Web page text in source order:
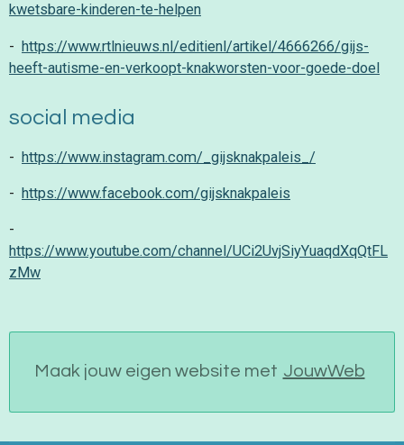
kwetsbare-kinderen-te-helpen
- https://www.rtlnieuws.nl/editienl/artikel/4666266/gijs-
heeft-autisme-en-verkoopt-knakworsten-voor-goede-doel
social media
- https://www.instagram.com/_gijsknakpaleis_/
- https://www.facebook.com/gijsknakpaleis
-
https://www.youtube.com/channel/UCi2UvjSiyYuaqdXqQtFL
zMw
Maak jouw eigen website met JouwWeb